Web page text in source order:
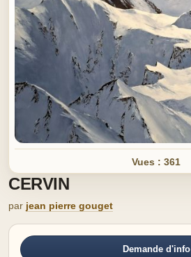
Vues : 361
CERVIN
par jean pierre gouget
Demande d'info